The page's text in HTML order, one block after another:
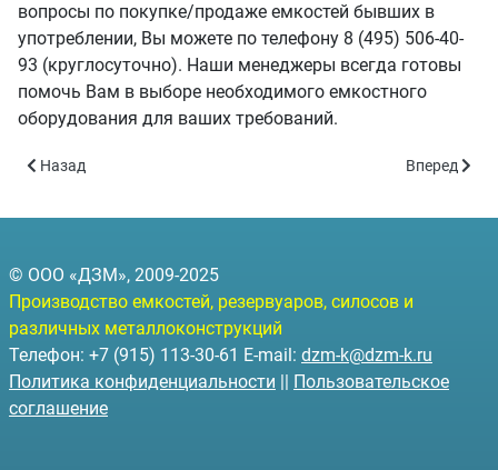
вопросы по покупке/продаже емкостей бывших в
употреблении, Вы можете по телефону 8 (495) 506-40-
93 (круглосуточно). Наши менеджеры всегда готовы
помочь Вам в выборе необходимого емкостного
оборудования для ваших требований.
Предыдущий: Отгрузка резервуаров для автозаправочной
Назад Следующий:
Вперед
© ООО «ДЗМ», 2009-2025
Производство емкостей, резервуаров, силосов и
различных металлоконструкций
Телефон: +7 (915) 113-30-61 E-mail: dzm-k@dzm-k.ru
Политика конфиденциальности || Пользовательское
соглашение